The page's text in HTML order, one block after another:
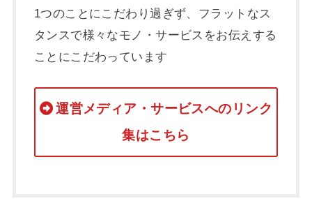
1つのことにこだわり過ぎず、フラットなス
タンスで様々なモノ・サービスをお伝えする
ことにこだわっています
運営メディア・サービスへのリンク
集はこちら